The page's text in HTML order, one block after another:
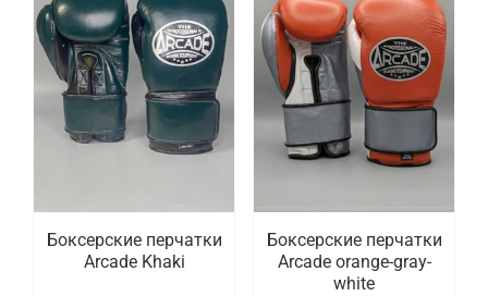
Боксерские перчатки
Arcade Khaki
Боксерские перчатки
Arcade orange-gray-
white